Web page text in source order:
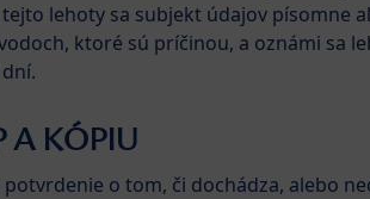
lehoty sa subjekt údajov písomne
ktoré sú príčinou, a oznámi sa
A KÓPIU
o tom, či dochádza, alebo